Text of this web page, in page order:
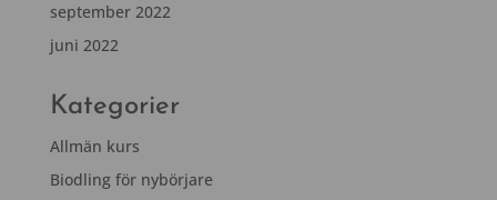
september 2022
juni 2022
Kategorier
Allmän kurs
Biodling för nybörjare